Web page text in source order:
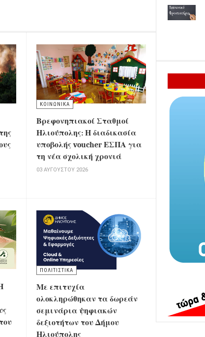
ΚΟΙΝΩΝΙΚΑ
Βρεφονηπιακοί Σταθμοί
Ηλιούπολης: Η διαδικασία
υποβολής voucher ΕΣΠΑ για
τη νέα σχολική χρονιά
03 ΑΥΓΟΎΣΤΟΥ 2026
ΠΟΛΙΤΙΣΤΙΚΑ
Με επιτυχία
ολοκληρώθηκαν τα δωρεάν
σεμινάρια ψηφιακών
δεξιοτήτων του Δήμου
Ηλιούπολης